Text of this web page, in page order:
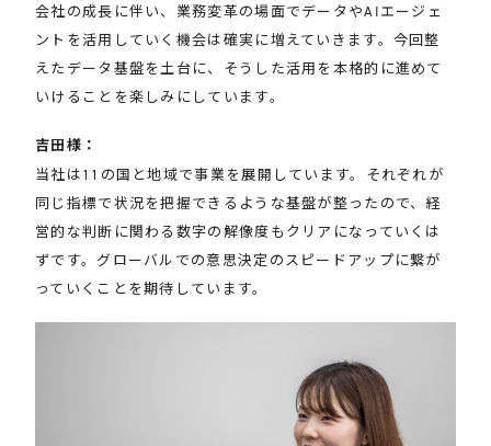
会社の成長に伴い、業務変革の場面でデータやAIエージェ
ントを活用していく機会は確実に増えていきます。今回整
えたデータ基盤を土台に、そうした活用を本格的に進めて
いけることを楽しみにしています。
吉田様：
当社は11の国と地域で事業を展開しています。それぞれが
同じ指標で状況を把握できるような基盤が整ったので、経
営的な判断に関わる数字の解像度もクリアになっていくは
ずです。グローバルでの意思決定のスピードアップに繋が
っていくことを期待しています。